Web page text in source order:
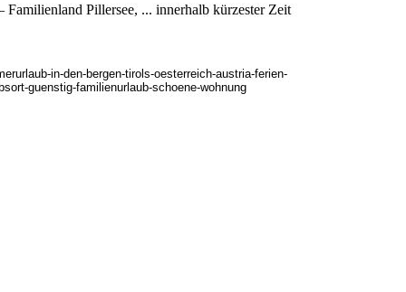
Pillersee, ... innerhalb kürzester Zeit